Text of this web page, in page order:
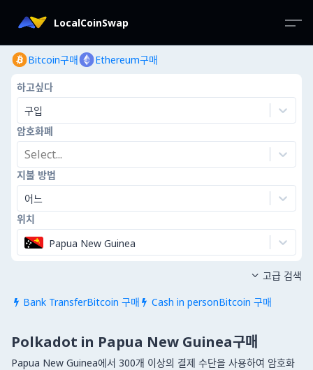
LocalCoinSwap
Bitcoin구매 Ethereum구매
하고싶다
구입
암호화폐
Select...
지불 방법
어느
위치
Papua New Guinea
 Bank TransferBitcoin 구매  Cash in personBitcoin 구매
 고급 검색
Polkadot in Papua New Guinea구매
Papua New Guinea에서 300개 이상의 결제 수단을 사용하여 암호화